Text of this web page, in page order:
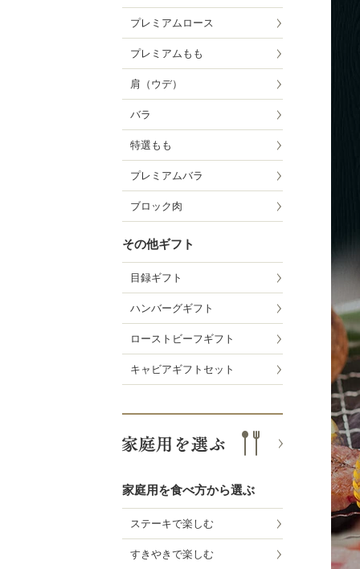
プレミアムロース
プレミアムもも
肩（ウデ）
バラ
特選もも
プレミアムバラ
ブロック肉
その他ギフト
目録ギフト
ハンバーグギフト
ローストビーフギフト
キャビアギフトセット
家庭用を食べ方から選ぶ
ステーキで楽しむ
すきやきで楽しむ